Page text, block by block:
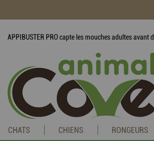
APPIBUSTER PRO capte les mouches adultes avant
CHATS CHIENS RONGEURS